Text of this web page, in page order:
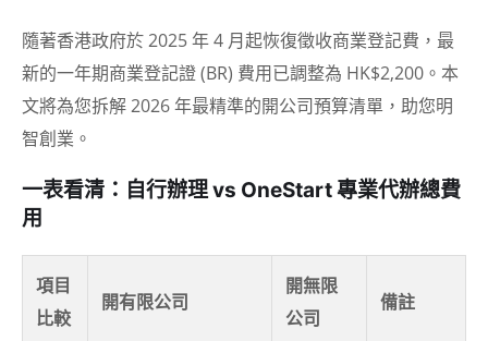
隨著香港政府於 2025 年 4 月起恢復徵收商業登記費，最
新的一年期商業登記證 (BR) 費用已調整為 HK$2,200。本
文將為您拆解 2026 年最精準的開公司預算清單，助您明
智創業。
一表看清：自行辦理 vs OneStart 專業代辦總費
用
項目
比較
開有限公司
開無限
公司
備註